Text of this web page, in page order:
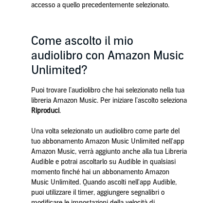
accesso a quello precedentemente selezionato.
Come ascolto il mio
audiolibro con Amazon Music
Unlimited?
Puoi trovare l’audiolibro che hai selezionato nella tua
libreria Amazon Music. Per iniziare l’ascolto seleziona
Riproduci.
Una volta selezionato un audiolibro come parte del
tuo abbonamento Amazon Music Unlimited nell'app
Amazon Music, verrà aggiunto anche alla tua Libreria
Audible e potrai ascoltarlo su Audible in qualsiasi
momento finché hai un abbonamento Amazon
Music Unlimited. Quando ascolti nell'app Audible,
puoi utilizzare il timer, aggiungere segnalibri o